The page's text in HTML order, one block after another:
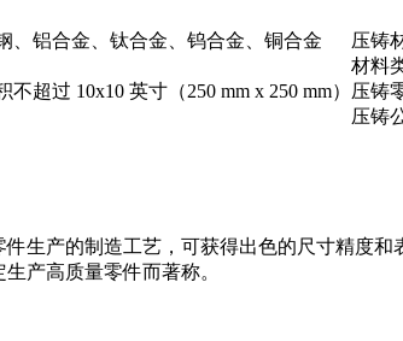
、铝合金、钛合金、钨合金、铜合金 压铸
材料
超过 10x10 英寸（250 mm x 250 mm） 压铸
压铸
生产的制造工艺，可获得出色的尺寸精度
产高质量零件而著称。